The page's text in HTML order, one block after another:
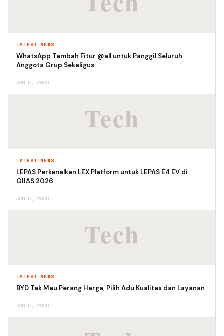
LATEST NEWS
WhatsApp Tambah Fitur @all untuk Panggil Seluruh
Anggota Grup Sekaligus
AUG 5, 2026
LATEST NEWS
LEPAS Perkenalkan LEX Platform untuk LEPAS E4 EV di
GIIAS 2026
AUG 5, 2026
LATEST NEWS
BYD Tak Mau Perang Harga, Pilih Adu Kualitas dan Layanan
AUG 5, 2026